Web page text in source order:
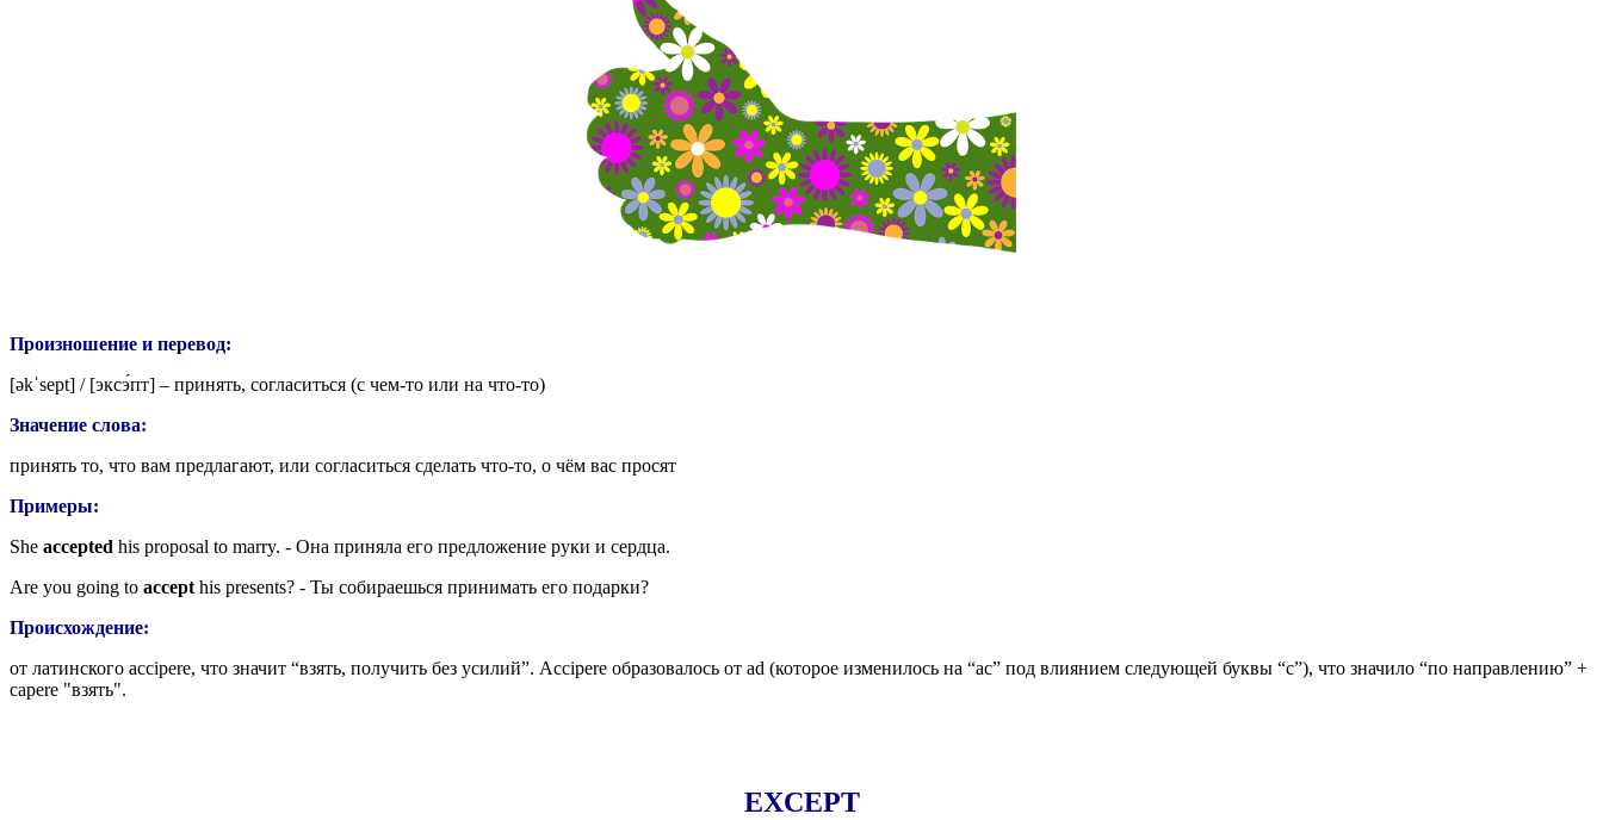
Произношение и перевод:
[əkˈsept] / [эксэ́пт] – принять, согласиться (с чем-то или на что-то)
Значение слова:
принять то, что вам предлагают, или согласиться сделать что-то, о чём вас просят
Примеры:
She accepted his proposal to marry. - Она приняла его предложение руки и сердца.
Are you going to accept his presents? - Ты собираешься принимать его подарки?
Происхождение:
от латинского accipere, что значит “взять, получить без усилий”. Accipere образовалось от ad (которое изменилось на “ac” под влиянием следующей буквы “c”), что значило “по направлению” +
capere "взять".
EXCEPT